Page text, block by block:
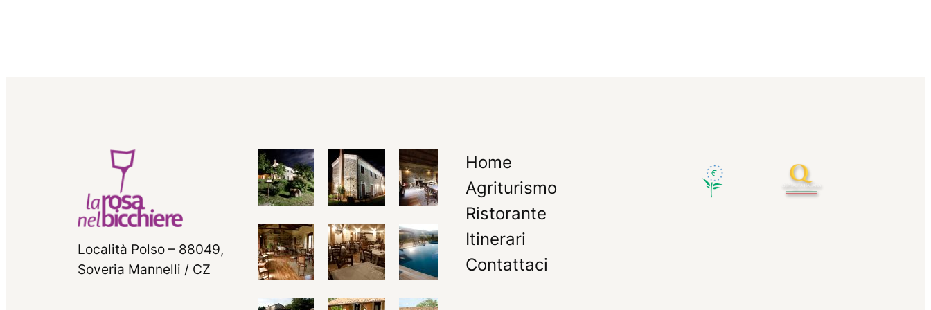
Località Polso – 88049,
Soveria Mannelli / CZ
Home
Agriturismo
Ristorante
Itinerari
Contattaci